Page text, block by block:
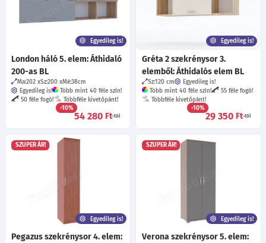
Egyedileg is!
London háló 5. elem: Áthidaló
200-as BL
Ma:202 Sz:200 Mé:38cm
Egyedileg is!
Több mint 40 féle szín!
50 féle fogó!
Többféle kivetőpánt!
-10%
54 280 Ft-tól
Egyedileg is!
Gréta 2 szekrénysor 3.
elemből: Áthidalós elem BL
Sz:120 cm
Egyedileg is!
Több mint 40 féle szín!
55 féle fogó!
Többféle kivetőpánt!
-10%
29 350 Ft-tól
SZUPER ÁR!
Egyedileg is!
Pegazus szekrénysor 4. elem:
SZUPER ÁR!
Egyedileg is!
Verona szekrénysor 5. elem: